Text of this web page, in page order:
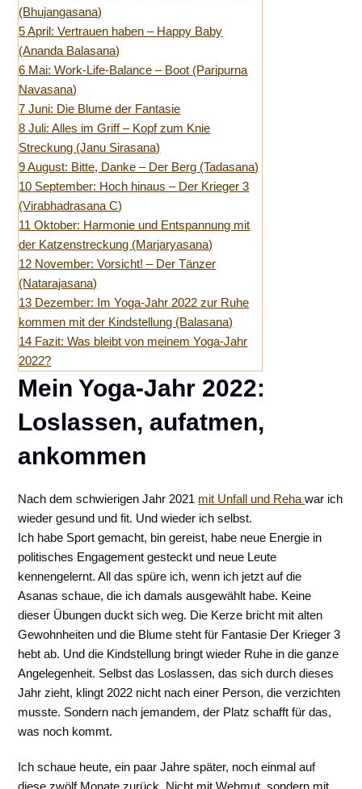
(Bhujangasana)
5 April: Vertrauen haben – Happy Baby
(Ananda Balasana)
6 Mai: Work-Life-Balance – Boot (Paripurna
Navasana)
7 Juni: Die Blume der Fantasie
8 Juli: Alles im Griff – Kopf zum Knie
Streckung (Janu Sirasana)
9 August: Bitte, Danke – Der Berg (Tadasana)
10 September: Hoch hinaus – Der Krieger 3
(Virabhadrasana C)
11 Oktober: Harmonie und Entspannung mit
der Katzenstreckung (Marjaryasana)
12 November: Vorsicht! – Der Tänzer
(Natarajasana)
13 Dezember: Im Yoga-Jahr 2022 zur Ruhe
kommen mit der Kindstellung (Balasana)
14 Fazit: Was bleibt von meinem Yoga-Jahr
2022?
Mein Yoga-Jahr 2022:
Loslassen, aufatmen,
ankommen
Nach dem schwierigen Jahr 2021 mit Unfall und Rehawar ich
wieder gesund und fit. Und wieder ich selbst.
Ich habe Sport gemacht, bin gereist, habe neue Energie in
politisches Engagement gesteckt und neue Leute
kennengelernt. All das spüre ich, wenn ich jetzt auf die
Asanas schaue, die ich damals ausgewählt habe. Keine
dieser Übungen duckt sich weg. Die Kerze bricht mit alten
Gewohnheiten und die Blume steht für Fantasie Der Krieger 3
hebt ab. Und die Kindstellung bringt wieder Ruhe in die ganze
Angelegenheit. Selbst das Loslassen, das sich durch dieses
Jahr zieht, klingt 2022 nicht nach einer Person, die verzichten
musste. Sondern nach jemandem, der Platz schafft für das,
was noch kommt.
Ich schaue heute, ein paar Jahre später, noch einmal auf
diese zwölf Monate zurück. Nicht mit Wehmut, sondern mit